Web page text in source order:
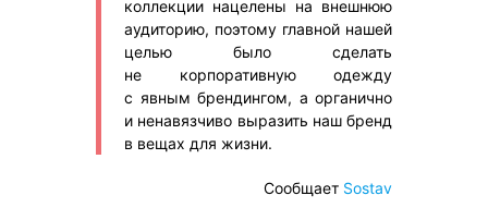
коллекции нацелены на внешнюю
аудиторию, поэтому главной нашей
целью было сделать
не корпоративную одежду
с явным брендингом, а органично
и ненавязчиво выразить наш бренд
в вещах для жизни.
Сообщает Sostav